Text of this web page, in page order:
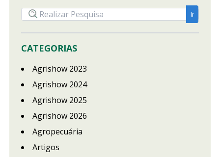
CATEGORIAS
Agrishow 2023
Agrishow 2024
Agrishow 2025
Agrishow 2026
Agropecuária
Artigos